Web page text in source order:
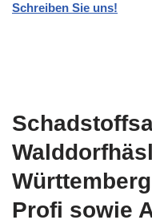
Schreiben Sie uns!
Profi sowie